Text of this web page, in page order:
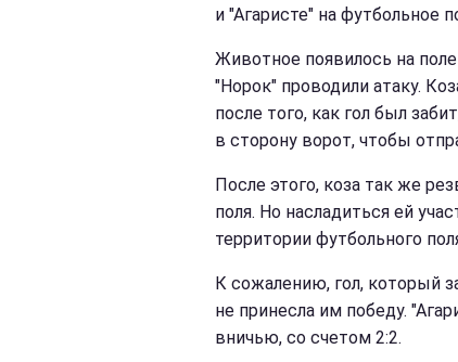
и "Агаристе" на футбольное
Животное появилось на
"Норок" проводили атаку.
после того, как гол был
в сторону ворот, чтобы
После этого, коза так же
поля. Но насладиться ей
территории футбольного
К сожалению, гол, который
не принесла им победу.
вничью, со счетом 2:2.